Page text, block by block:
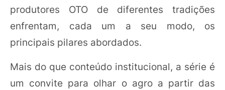
produtores OTO de diferentes tradições
enfrentam, cada um a seu modo, os
principais pilares abordados.
Mais do que conteúdo institucional, a série é
um convite para olhar o agro a partir das